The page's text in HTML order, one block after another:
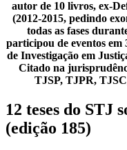
autor de 10 livros, ex-
(2012-2015, pedindo
todas as fases
participou de eventos em
de Investigação em
Citado na
TJSP, TJPR,
12 teses do STJ
(edição 185)